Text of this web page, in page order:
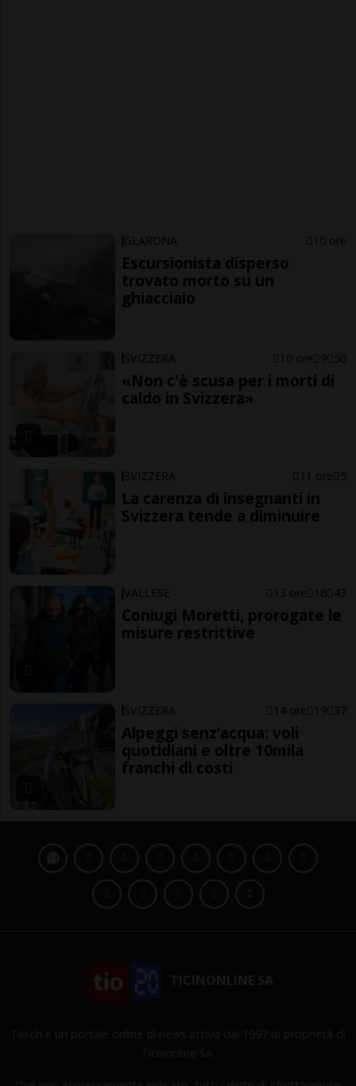
GLARONA 10 ore
Escursionista disperso
trovato morto su un
ghiacciaio
SVIZZERA 10 ore 9 50
«Non c'è scusa per i morti di
caldo in Svizzera»
SVIZZERA 11 ore 5
La carenza di insegnanti in
Svizzera tende a diminuire
VALLESE 13 ore 16 43
Coniugi Moretti, prorogate le
misure restrittive
SVIZZERA 14 ore 19 37
Alpeggi senz’acqua: voli
quotidiani e oltre 10mila
franchi di costi